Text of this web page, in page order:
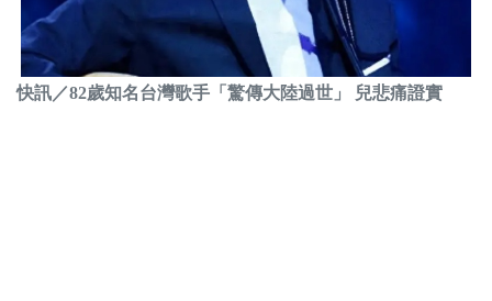
快訊／82歲知名台灣歌手「驚傳大陸過世」 兒悲痛證實